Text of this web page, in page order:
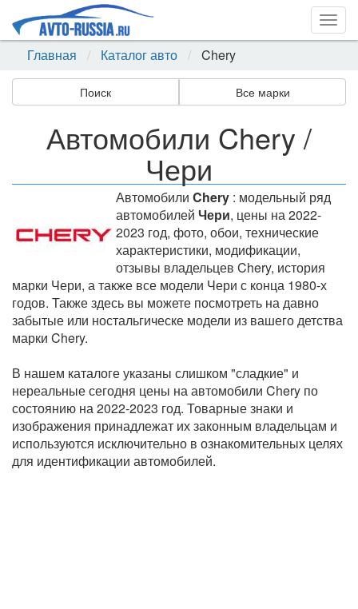
Главная
Каталог авто Chery
Поиск Все марки
Автомобили Chery /
Чери
Автомобили Chery : модельный ряд
автомобилей Чери, цены на 2022-
2023 год, фото, обои, технические
характеристики, модификации,
отзывы владельцев Chery, история
марки Чери, а также все модели Чери с конца 1980-х
годов. Также здесь вы можете посмотреть на давно
забытые или ностальгическе модели из вашего детства
марки Chery.
В нашем каталоге указаны слишком "сладкие" и
нереальные сегодня цены на автомобили Chery по
состоянию на 2022-2023 год. Товарные знаки и
изображения принадлежат их законным владельцам и
используются исключительно в ознакомительных целях
для идентификации автомобилей.